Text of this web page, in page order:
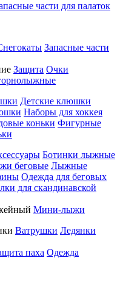
части для палаток
Запасные части
Защита Очки
Детские клюшки
Наборы для хоккея
коньки Фигурные
Ботинки лыжные
беговые Лыжные
Одежда для беговых
для скандинавской
Мини-лыжи
Ватрушки Ледянки
паха Одежда